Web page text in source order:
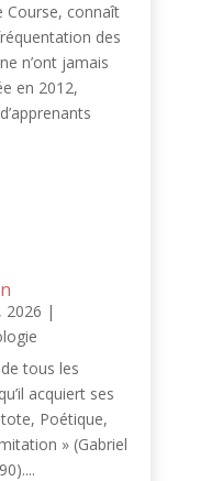
Course, connaît
des
n’ont jamais
en 2012,
2026 |
tous les
acquiert ses
Poétique,
» (Gabriel